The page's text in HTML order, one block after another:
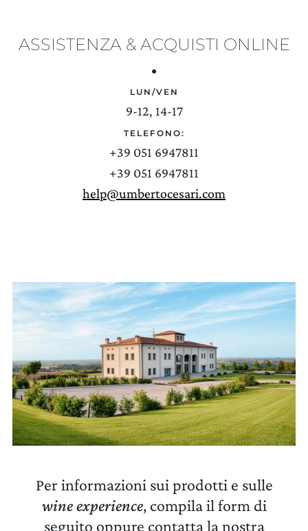
LA TENUTA
VINI
GIFT PACK
REGALISTICA AZIENDALE
NEWS
EVENTI BUSINESS
CERCA UN ARGOMENTO SUL SITO DI UMBERTO
CESARI
ASSISTENZA & ACQUISTI ONLINE
•
LUN/VEN
9-12, 14-17
TELEFONO:
+39 051 6947811
+39 051 6947811
help@umbertocesari.com
Per informazioni sui prodotti e sulle
wine experience, compila il form di
seguito oppure contatta la nostra